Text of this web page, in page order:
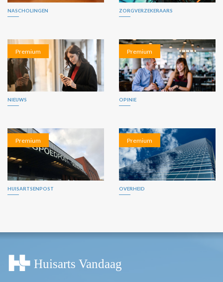
NASCHOLINGEN ZORGVERZEKERAARS
Premium
NIEUWS
Premium
OPINIE
Premium
HUISARTSENPOST
Premium
OVERHEID